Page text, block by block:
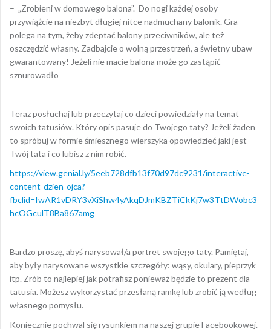
– „Zrobieni w domowego balona”. Do nogi każdej osoby
przywiążcie na niezbyt długiej nitce nadmuchany balonik. Gra
polega na tym, żeby zdeptać balony przeciwników, ale też
oszczędzić własny. Zadbajcie o wolną przestrzeń, a świetny ubaw
gwarantowany! Jeżeli nie macie balona może go zastąpić
sznurowadło
Teraz posłuchaj lub przeczytaj co dzieci powiedziały na temat
swoich tatusiów. Który opis pasuje do Twojego taty? Jeżeli żaden
to spróbuj w formie śmiesznego wierszyka opowiedzieć jaki jest
Twój tata i co lubisz z nim robić.
https://view.genial.ly/5eeb728dfb13f70d97dc9231/interactive-
content-dzien-ojca?
fbclid=IwAR1vDRY3vXiShw4yAkqDJmKBZTiCkKj7w3TtDWobc3
hcOGculT8Ba867amg
Bardzo proszę, abyś narysował/a portret swojego taty. Pamiętaj,
aby były narysowane wszystkie szczegóły: wąsy, okulary, pieprzyk
itp. Zrób to najlepiej jak potrafisz ponieważ będzie to prezent dla
tatusia. Możesz wykorzystać przesłaną ramkę lub zrobić ją według
własnego pomysłu.
Koniecznie pochwal się rysunkiem na naszej grupie Facebookowej.